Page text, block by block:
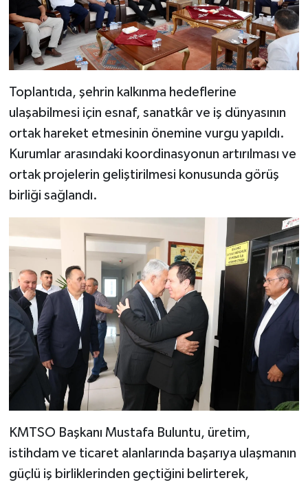
Toplantıda, şehrin kalkınma hedeflerine
ulaşabilmesi için esnaf, sanatkâr ve iş dünyasının
ortak hareket etmesinin önemine vurgu yapıldı.
Kurumlar arasındaki koordinasyonun artırılması ve
ortak projelerin geliştirilmesi konusunda görüş
birliği sağlandı.
KMTSO Başkanı Mustafa Buluntu, üretim,
istihdam ve ticaret alanlarında başarıya ulaşmanın
güçlü iş birliklerinden geçtiğini belirterek,